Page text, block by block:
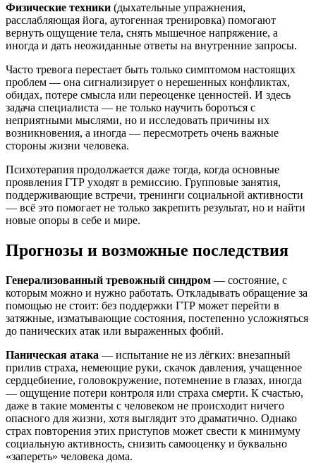
Физические техники (дыхательные упражнения,
расслабляющая йога, аутогенная тренировка) помогают
вернуть ощущение тела, снять мышечное напряжение, а
иногда и дать неожиданные ответы на внутренние запросы.
Часто тревога перестает быть только симптомом настоящих
проблем — она сигнализирует о нерешенных конфликтах,
обидах, потере смысла или переоценке ценностей. И здесь
задача специалиста — не только научить бороться с
неприятными мыслями, но и исследовать причины их
возникновения, а иногда — пересмотреть очень важные
стороны жизни человека.
Психотерапия продолжается даже тогда, когда основные
проявления ГТР уходят в ремиссию. Групповые занятия,
поддерживающие встречи, тренинги социальной активности
— всё это помогает не только закрепить результат, но и найти
новые опоры в себе и мире.
Прогнозы и возможные последствия
Генерализованный тревожный синдром — состояние, с
которым можно и нужно работать. Откладывать обращение за
помощью не стоит: без поддержки ГТР может перейти в
затяжные, изматывающие состояния, постепенно усложняться
до панических атак или выраженных фобий.
Паническая атака — испытание не из лёгких: внезапный
прилив страха, немеющие руки, скачок давления, учащенное
сердцебиение, головокружение, потемнение в глазах, иногда
— ощущение потери контроля или страха смерти. К счастью,
даже в такие моменты с человеком не происходит ничего
опасного для жизни, хотя выглядит это драматично. Однако
страх повторения этих приступов может свести к минимуму
социальную активность, снизить самооценку и буквально
«запереть» человека дома.